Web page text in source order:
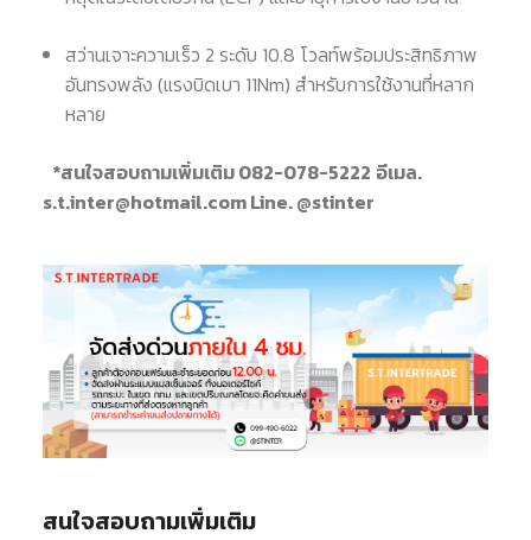
สว่านเจาะความเร็ว 2 ระดับ 10.8 โวลท์พร้อมประสิทธิภาพ
อันทรงพลัง (แรงบิดเบา 11Nm) สำหรับการใช้งานที่หลาก
หลาย
*สนใจสอบถามเพิ่มเติม 082-078-5222 อีเมล.
s.t.inter@hotmail.com Line. @stinter
สนใจสอบถามเพิ่มเติม